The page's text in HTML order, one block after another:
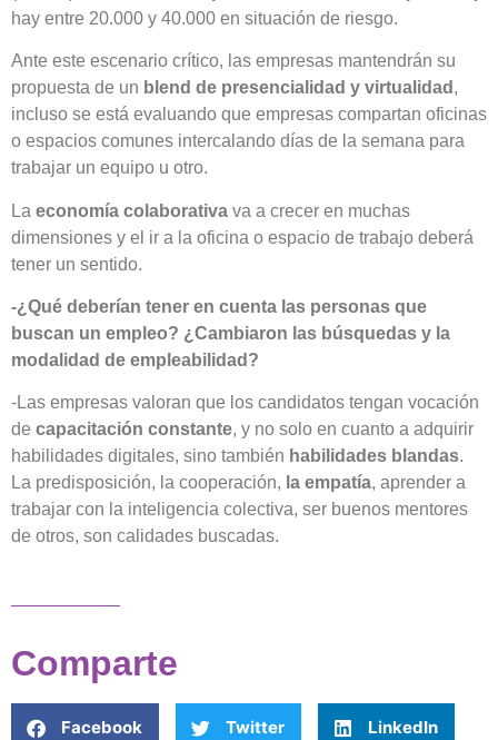
hay entre 20.000 y 40.000 en situación de riesgo.
Ante este escenario crítico, las empresas mantendrán su
propuesta de un blend de presencialidad y virtualidad ,
incluso se está evaluando que empresas compartan oficinas
o espacios comunes intercalando días de la semana para
trabajar un equipo u otro.
La economía colaborativa va a crecer en muchas
dimensiones y el ir a la oficina o espacio de trabajo deberá
tener un sentido.
-¿Qué deberían tener en cuenta las personas que
buscan un empleo? ¿Cambiaron las búsquedas y la
modalidad de empleabilidad?
-Las empresas valoran que los candidatos tengan vocación
de capacitación constante, y no solo en cuanto a adquirir
habilidades digitales, sino también habilidades blandas.
La predisposición, la cooperación, la empatía, aprender a
trabajar con la inteligencia colectiva, ser buenos mentores
de otros, son calidades buscadas.
Comparte
Facebook Twitter LinkedIn